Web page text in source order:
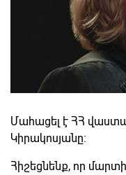
Մահացել է ՀՀ
Կիրակոսյանը:
Հիշեցնենք, որ